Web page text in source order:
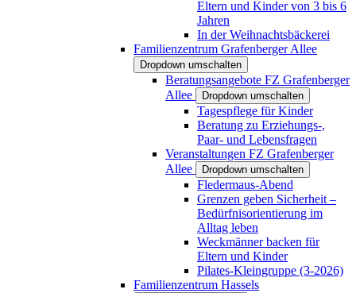
Eltern und Kinder von 3 bis 6
Jahren
In der Weihnachtsbäckerei
Familienzentrum Grafenberger Allee
Dropdown umschalten
Beratungsangebote FZ Grafenberger
Allee
Dropdown umschalten
Tagespflege für Kinder
Beratung zu Erziehungs-,
Paar- und Lebensfragen
Veranstaltungen FZ Grafenberger
Allee
Dropdown umschalten
Fledermaus-Abend
Grenzen geben Sicherheit –
Bedürfnisorientierung im
Alltag leben
Weckmänner backen für
Eltern und Kinder
Pilates-Kleingruppe (3-2026)
Familienzentrum Hassels